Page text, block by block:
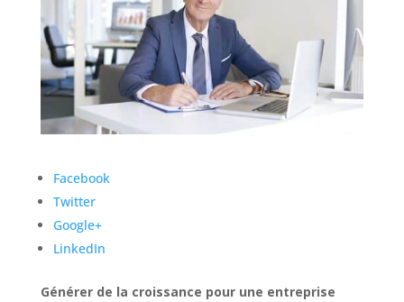
Facebook
Twitter
Google+
LinkedIn
Générer de la croissance pour une entreprise